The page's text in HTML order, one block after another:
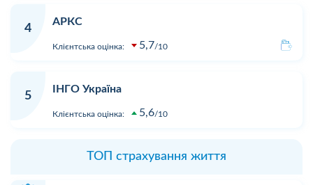
4
АРКС
Клієнтська оцінка: 5,7 10
5
ІНГО Україна
Клієнтська оцінка: 5,6 10
ТОП страхування життя